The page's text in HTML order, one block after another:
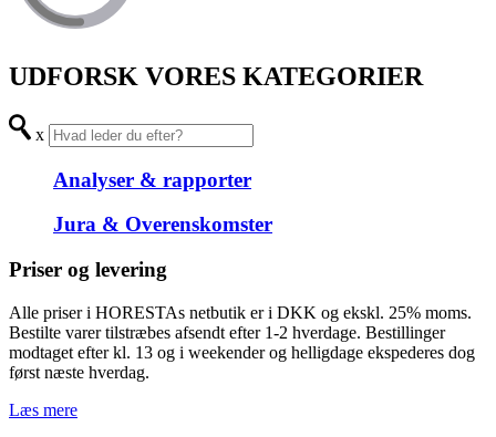
UDFORSK VORES KATEGORIER
x
Analyser & rapporter
Jura & Overenskomster
Priser og levering
Alle priser i HORESTAs netbutik er i DKK og ekskl. 25% moms.
Bestilte varer tilstræbes afsendt efter 1-2 hverdage. Bestillinger
modtaget efter kl. 13 og i weekender og helligdage ekspederes dog
først næste hverdag.
Læs mere